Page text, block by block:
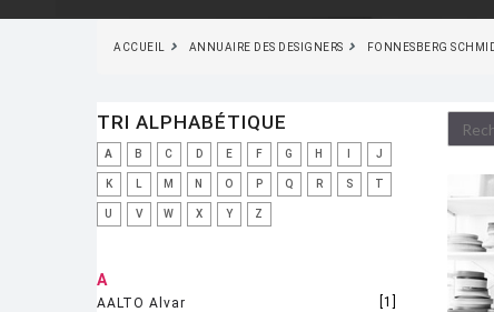
ACCUEIL ANNUAIRE DES DESIGNERS FONNESBERG
TRI ALPHABÉTIQUE
A B C D E F G H J
K M N O P Q R S T
U V W X Y Z
A
AALTO Alvar
[1]